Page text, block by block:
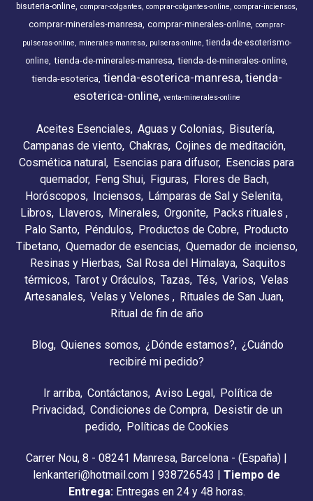
bisuteria-online comprar-colgantes comprar-colgantes-online comprar-inciensos
comprar-minerales-manresa comprar-minerales-online comprar-
pulseras-online
minerales-manresa pulseras-online tienda-de-esoterismo-
online tienda-de-minerales-manresa tienda-de-minerales-online
tienda-esoterica tienda-esoterica-manresa tienda-
esoterica-online venta-minerales-online
Aceites Esenciales Aguas y Colonias
Bisutería
Campanas de viento Chakras Cojines de meditación
Cosmética natural Esencias para difusor Esencias para
quemador
Feng Shui Figuras
Flores de Bach
Horóscopos
Inciensos
Lámparas de Sal y Selenita
Libros
Llaveros Minerales Orgonite Packs rituales
Palo Santo Péndulos Productos de Cobre Producto
Tibetano Quemador de esencias Quemador de incienso
Resinas y Hierbas Sal Rosa del Himalaya Saquitos
térmicos Tarot y Oráculos Tazas Tés Varios Velas
Artesanales Velas y Velones
Rituales de San Juan
Ritual de fin de año
Blog Quienes somos ¿Dónde estamos?
¿Cuándo
recibiré mi pedido?
Ir arriba Contáctanos Aviso Legal
Política de
Privacidad Condiciones de Compra
Desistir de un
pedido
Políticas de Cookies
Carrer Nou, 8 - 08241 Manresa, Barcelona - (España) |
lenkanteri@hotmail.com | 938726543 | Tiempo de
Entrega: Entregas en 24 y 48 horas.